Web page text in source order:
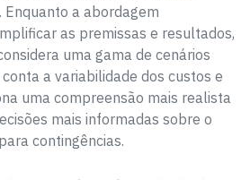
a abordagem
as premissas e resultados,
uma gama de cenários
a variabilidade dos custos e
uma compreensão mais realista
mais informadas sobre o
contingências.